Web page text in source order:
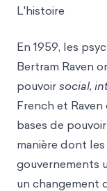
L'histoire
En 1959, les
Bertram Raven
pouvoirsocial,
French et
bases de
manière dont
gouvernements
un changement